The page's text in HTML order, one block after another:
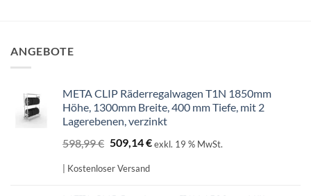
ANGEBOTE
META CLIP Räderregalwagen T1N 1850mm
Höhe, 1300mm Breite, 400 mm Tiefe, mit 2
Lagerebenen, verzinkt
598,99€ Ursprünglicher
Preis
war:
509,14€Aktueller
exkl. 19 % MwSt.
| Kostenloser Versand